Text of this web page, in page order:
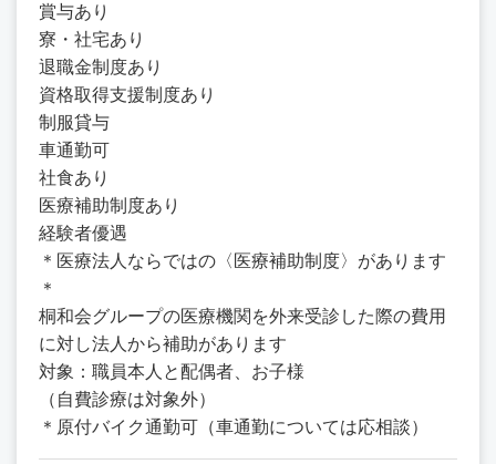
賞与あり
寮・社宅あり
退職金制度あり
資格取得支援制度あり
制服貸与
車通勤可
社食あり
医療補助制度あり
経験者優遇
＊医療法人ならではの〈医療補助制度〉があります
＊
桐和会グループの医療機関を外来受診した際の費用
に対し法人から補助があります
対象：職員本人と配偶者、お子様
（自費診療は対象外）
＊原付バイク通勤可（車通勤については応相談）